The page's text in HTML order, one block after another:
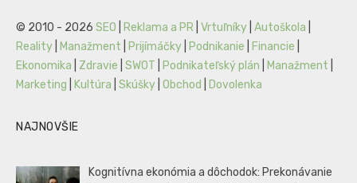
© 2010 - 2026 SEO Reklama a PR Vrtuľníky Autoškola
Reality
Manažment Prijímáčky Podnikanie Financie
Ekonomika
Zdravie SWOT Podnikateľský plán Manažment
Marketing
Kultúra Skúšky Obchod Dovolenka
NAJNOVŠIE
Kognitívna ekonómia a dôchodok: Prekonávanie